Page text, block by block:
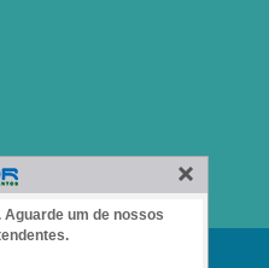
Aguarde um de nossos